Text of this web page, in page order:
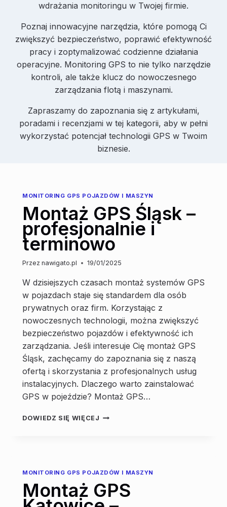
wdrażania monitoringu w Twojej firmie.
Poznaj innowacyjne narzędzia, które pomogą Ci
zwiększyć bezpieczeństwo, poprawić efektywność
pracy i zoptymalizować codzienne działania
operacyjne. Monitoring GPS to nie tylko narzędzie
kontroli, ale także klucz do nowoczesnego
zarządzania flotą i maszynami.
Zapraszamy do zapoznania się z artykułami,
poradami i recenzjami w tej kategorii, aby w pełni
wykorzystać potencjał technologii GPS w Twoim
biznesie.
MONITORING GPS POJAZDÓW I MASZYN
Montaż GPS Śląsk –
profesjonalnie i
terminowo
Przez nawigato.pl 19/01/2025
W dzisiejszych czasach montaż systemów GPS
w pojazdach staje się standardem dla osób
prywatnych oraz firm. Korzystając z
nowoczesnych technologii, można zwiększyć
bezpieczeństwo pojazdów i efektywność ich
zarządzania. Jeśli interesuje Cię montaż GPS
Śląsk, zachęcamy do zapoznania się z naszą
ofertą i skorzystania z profesjonalnych usług
instalacyjnych. Dlaczego warto zainstalować
GPS w pojeździe? Montaż GPS…
DOWIEDZ SIĘ WIĘCEJ MONTAŻ
TERMINOWO
MONITORING GPS POJAZDÓW I MASZYN
Montaż GPS